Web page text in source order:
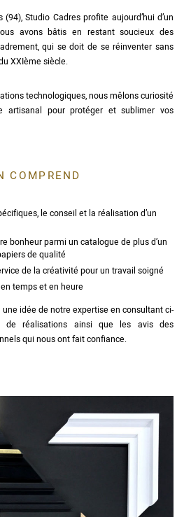
Studio Cadres profite aujourd’hui d’un
avons bâtis en restant soucieux des
qui se doit de se réinventer sans
XXIème siècle.
technologiques, nous mêlons curiosité
artisanal pour protéger et sublimer vos
COMPREND
le conseil et la réalisation d’un
bonheur parmi un catalogue de plus d’un
de qualité
de la créativité pour un travail soigné
temps et en heure
idée de notre expertise en consultant ci-
de réalisations ainsi que les avis des
qui nous ont fait confiance.